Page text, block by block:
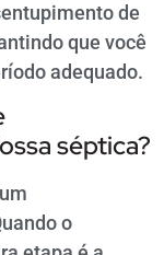
de
que você
adequado.
séptica?
o